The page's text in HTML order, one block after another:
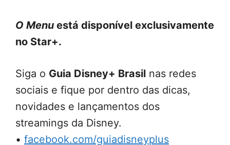
O Menu está disponível exclusivamente
no Star+.
Siga o Guia Disney+ Brasil nas redes
sociais e fique por dentro das dicas,
novidades e lançamentos dos
streamings da Disney.
• facebook.com/guiadisneyplus